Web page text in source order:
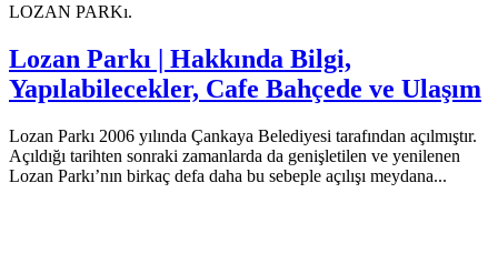
LOZAN PARKı.
Lozan Parkı | Hakkında Bilgi,
Yapılabilecekler, Cafe Bahçede ve Ulaşım
Lozan Parkı 2006 yılında Çankaya Belediyesi tarafından açılmıştır.
Açıldığı tarihten sonraki zamanlarda da genişletilen ve yenilenen
Lozan Parkı’nın birkaç defa daha bu sebeple açılışı meydana...